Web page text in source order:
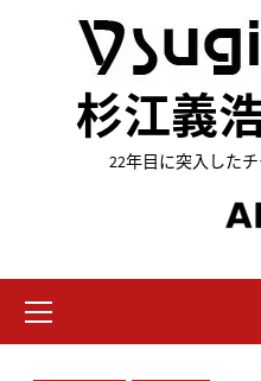
杉江義
22年目に突入した
イ
ン